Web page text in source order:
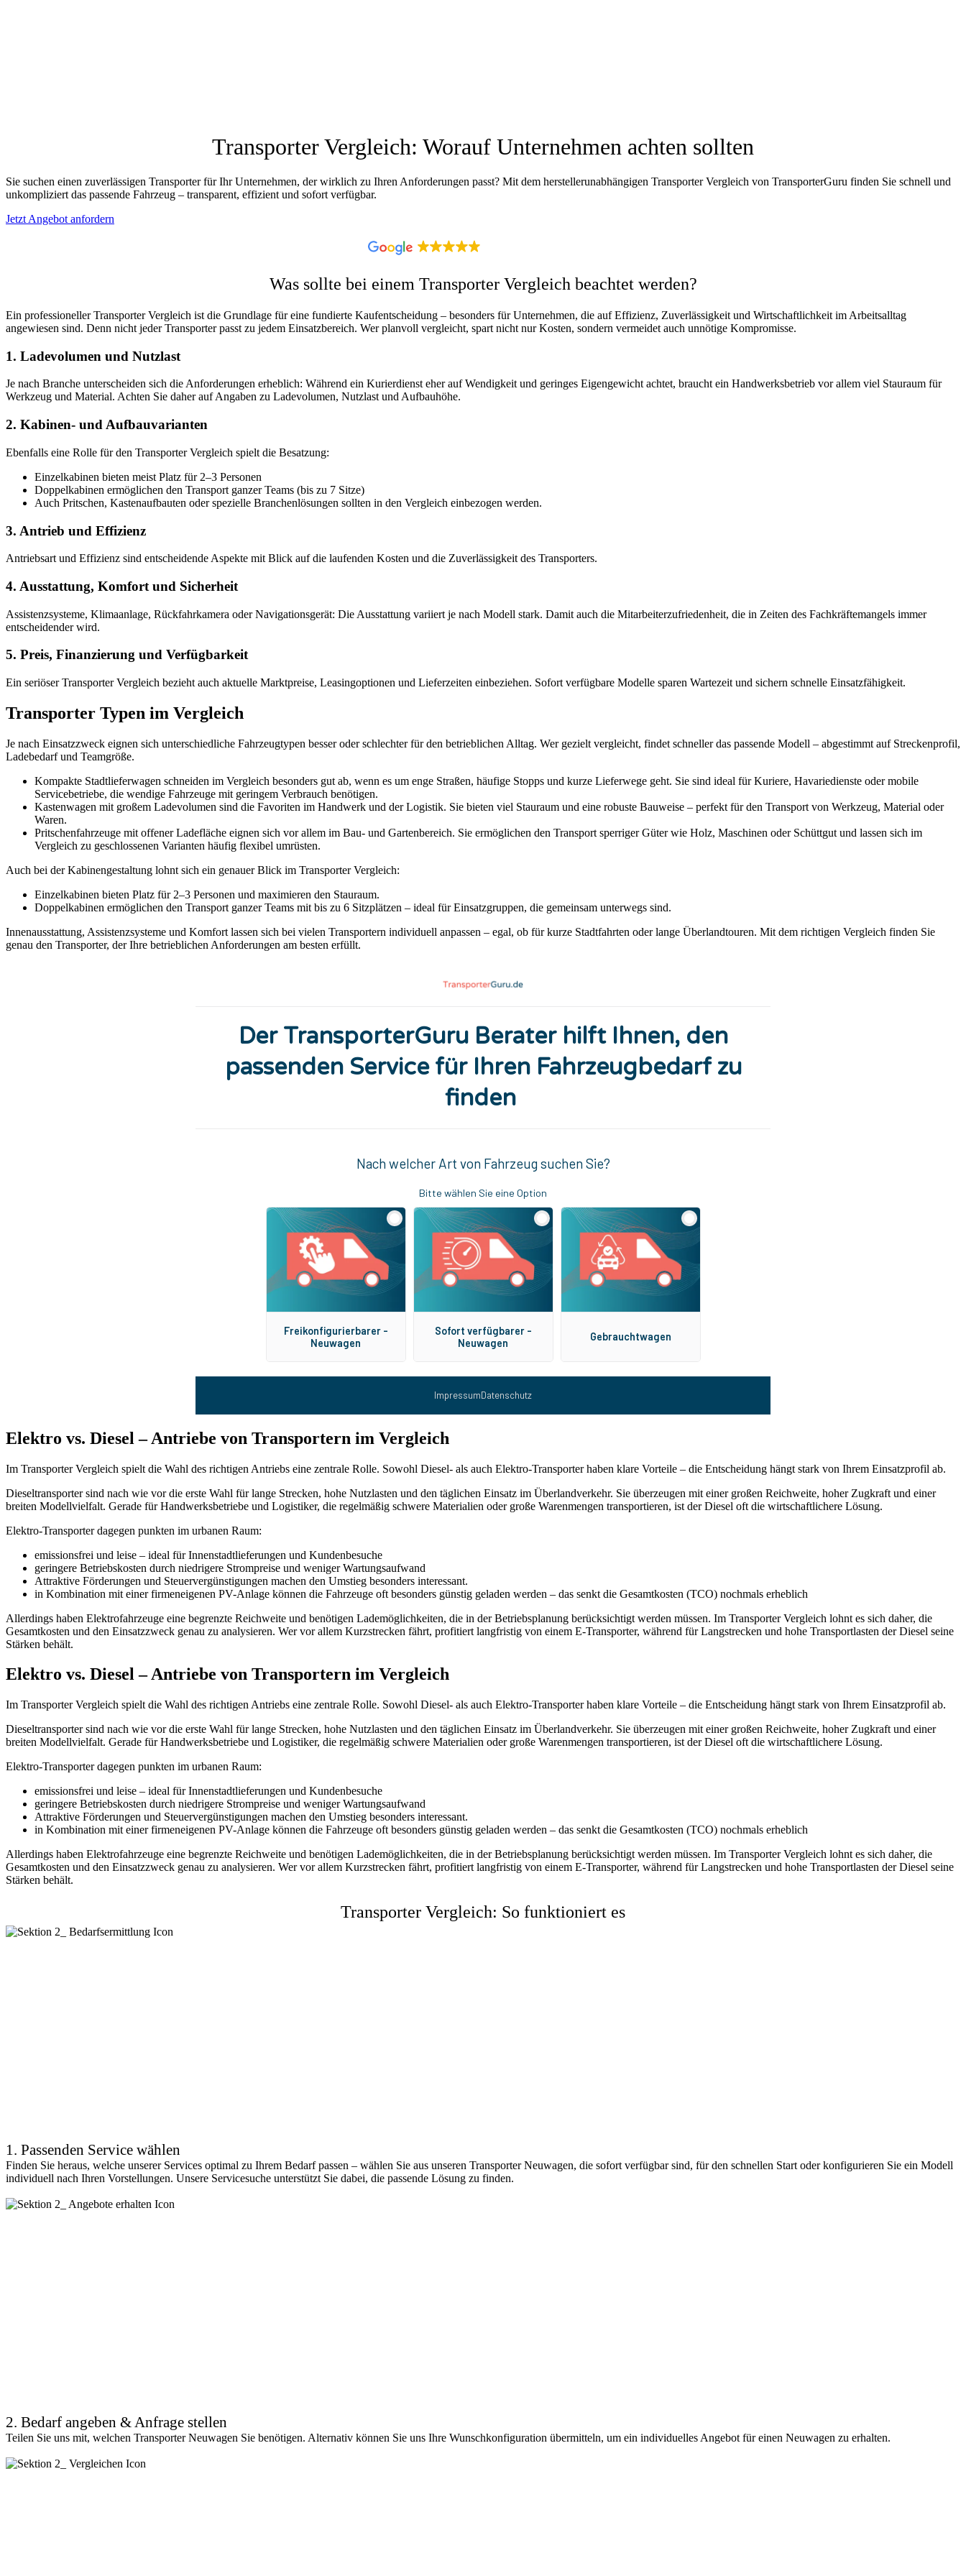
Transporter Vergleich: Worauf Unternehmen achten sollten
Sie suchen einen zuverlässigen Transporter für Ihr Unternehmen, der wirklich zu Ihren Anforderungen passt? Mit dem herstellerunabhängigen Transporter Vergleich von TransporterGuru finden Sie schnell und
unkompliziert das passende Fahrzeug – transparent, effizient und sofort verfügbar.
Jetzt Angebot anfordern
Was sollte bei einem Transporter Vergleich beachtet werden?
Ein professioneller Transporter Vergleich ist die Grundlage für eine fundierte Kaufentscheidung – besonders für Unternehmen, die auf Effizienz, Zuverlässigkeit und Wirtschaftlichkeit im Arbeitsalltag
angewiesen sind. Denn nicht jeder Transporter passt zu jedem Einsatzbereich. Wer planvoll vergleicht, spart nicht nur Kosten, sondern vermeidet auch unnötige Kompromisse.
1. Ladevolumen und Nutzlast
Je nach Branche unterscheiden sich die Anforderungen erheblich: Während ein Kurierdienst eher auf Wendigkeit und geringes Eigengewicht achtet, braucht ein Handwerksbetrieb vor allem viel Stauraum für
Werkzeug und Material. Achten Sie daher auf Angaben zu Ladevolumen, Nutzlast und Aufbauhöhe.
2. Kabinen- und Aufbauvarianten
Ebenfalls eine Rolle für den Transporter Vergleich spielt die Besatzung:
Einzelkabinen bieten meist Platz für 2–3 Personen
Doppelkabinen ermöglichen den Transport ganzer Teams (bis zu 7 Sitze)
Auch Pritschen, Kastenaufbauten oder spezielle Branchenlösungen sollten in den Vergleich einbezogen werden.
3. Antrieb und Effizienz
Antriebsart und Effizienz sind entscheidende Aspekte mit Blick auf die laufenden Kosten und die Zuverlässigkeit des Transporters.
4. Ausstattung, Komfort und Sicherheit
Assistenzsysteme, Klimaanlage, Rückfahrkamera oder Navigationsgerät: Die Ausstattung variiert je nach Modell stark. Damit auch die Mitarbeiterzufriedenheit, die in Zeiten des Fachkräftemangels immer
entscheidender wird.
5. Preis, Finanzierung und Verfügbarkeit
Ein seriöser Transporter Vergleich bezieht auch aktuelle Marktpreise, Leasingoptionen und Lieferzeiten einbeziehen. Sofort verfügbare Modelle sparen Wartezeit und sichern schnelle Einsatzfähigkeit.
Transporter Typen im Vergleich
Je nach Einsatzzweck eignen sich unterschiedliche Fahrzeugtypen besser oder schlechter für den betrieblichen Alltag. Wer gezielt vergleicht, findet schneller das passende Modell – abgestimmt auf Streckenprofil,
Ladebedarf und Teamgröße.
Kompakte Stadtlieferwagen schneiden im Vergleich besonders gut ab, wenn es um enge Straßen, häufige Stopps und kurze Lieferwege geht. Sie sind ideal für Kuriere, Havariedienste oder mobile
Servicebetriebe, die wendige Fahrzeuge mit geringem Verbrauch benötigen.
Kastenwagen mit großem Ladevolumen sind die Favoriten im Handwerk und der Logistik. Sie bieten viel Stauraum und eine robuste Bauweise – perfekt für den Transport von Werkzeug, Material oder
Waren.
Pritschenfahrzeuge mit offener Ladefläche eignen sich vor allem im Bau- und Gartenbereich. Sie ermöglichen den Transport sperriger Güter wie Holz, Maschinen oder Schüttgut und lassen sich im
Vergleich zu geschlossenen Varianten häufig flexibel umrüsten.
Auch bei der Kabinengestaltung lohnt sich ein genauer Blick im Transporter Vergleich:
Einzelkabinen bieten Platz für 2–3 Personen und maximieren den Stauraum.
Doppelkabinen ermöglichen den Transport ganzer Teams mit bis zu 6 Sitzplätzen – ideal für Einsatzgruppen, die gemeinsam unterwegs sind.
Innenausstattung, Assistenzsysteme und Komfort lassen sich bei vielen Transportern individuell anpassen – egal, ob für kurze Stadtfahrten oder lange Überlandtouren. Mit dem richtigen Vergleich finden Sie
genau den Transporter, der Ihre betrieblichen Anforderungen am besten erfüllt.
Elektro vs. Diesel – Antriebe von Transportern im Vergleich
Im Transporter Vergleich spielt die Wahl des richtigen Antriebs eine zentrale Rolle. Sowohl Diesel- als auch Elektro-Transporter haben klare Vorteile – die Entscheidung hängt stark von Ihrem Einsatzprofil ab.
Dieseltransporter sind nach wie vor die erste Wahl für lange Strecken, hohe Nutzlasten und den täglichen Einsatz im Überlandverkehr. Sie überzeugen mit einer großen Reichweite, hoher Zugkraft und einer
breiten Modellvielfalt. Gerade für Handwerksbetriebe und Logistiker, die regelmäßig schwere Materialien oder große Warenmengen transportieren, ist der Diesel oft die wirtschaftlichere Lösung.
Elektro-Transporter dagegen punkten im urbanen Raum:
emissionsfrei und leise – ideal für Innenstadtlieferungen und Kundenbesuche
geringere Betriebskosten durch niedrigere Strompreise und weniger Wartungsaufwand
Attraktive Förderungen und Steuervergünstigungen machen den Umstieg besonders interessant.
in Kombination mit einer firmeneigenen PV-Anlage können die Fahrzeuge oft besonders günstig geladen werden – das senkt die Gesamtkosten (TCO) nochmals erheblich
Allerdings haben Elektrofahrzeuge eine begrenzte Reichweite und benötigen Lademöglichkeiten, die in der Betriebsplanung berücksichtigt werden müssen. Im Transporter Vergleich lohnt es sich daher, die
Gesamtkosten und den Einsatzzweck genau zu analysieren. Wer vor allem Kurzstrecken fährt, profitiert langfristig von einem E-Transporter, während für Langstrecken und hohe Transportlasten der Diesel seine
Stärken behält.
Elektro vs. Diesel – Antriebe von Transportern im Vergleich
Im Transporter Vergleich spielt die Wahl des richtigen Antriebs eine zentrale Rolle. Sowohl Diesel- als auch Elektro-Transporter haben klare Vorteile – die Entscheidung hängt stark von Ihrem Einsatzprofil ab.
Dieseltransporter sind nach wie vor die erste Wahl für lange Strecken, hohe Nutzlasten und den täglichen Einsatz im Überlandverkehr. Sie überzeugen mit einer großen Reichweite, hoher Zugkraft und einer
breiten Modellvielfalt. Gerade für Handwerksbetriebe und Logistiker, die regelmäßig schwere Materialien oder große Warenmengen transportieren, ist der Diesel oft die wirtschaftlichere Lösung.
Elektro-Transporter dagegen punkten im urbanen Raum:
emissionsfrei und leise – ideal für Innenstadtlieferungen und Kundenbesuche
geringere Betriebskosten durch niedrigere Strompreise und weniger Wartungsaufwand
Attraktive Förderungen und Steuervergünstigungen machen den Umstieg besonders interessant.
in Kombination mit einer firmeneigenen PV-Anlage können die Fahrzeuge oft besonders günstig geladen werden – das senkt die Gesamtkosten (TCO) nochmals erheblich
Allerdings haben Elektrofahrzeuge eine begrenzte Reichweite und benötigen Lademöglichkeiten, die in der Betriebsplanung berücksichtigt werden müssen. Im Transporter Vergleich lohnt es sich daher, die
Gesamtkosten und den Einsatzzweck genau zu analysieren. Wer vor allem Kurzstrecken fährt, profitiert langfristig von einem E-Transporter, während für Langstrecken und hohe Transportlasten der Diesel seine
Stärken behält.
Transporter Vergleich: So funktioniert es
1. Passenden Service wählen
Finden Sie heraus, welche unserer Services optimal zu Ihrem Bedarf passen – wählen Sie aus unseren Transporter Neuwagen, die sofort verfügbar sind, für den schnellen Start oder konfigurieren Sie ein Modell
individuell nach Ihren Vorstellungen. Unsere Servicesuche unterstützt Sie dabei, die passende Lösung zu finden.
2. Bedarf angeben & Anfrage stellen
Teilen Sie uns mit, welchen Transporter Neuwagen Sie benötigen. Alternativ können Sie uns Ihre Wunschkonfiguration übermitteln, um ein individuelles Angebot für einen Neuwagen zu erhalten.